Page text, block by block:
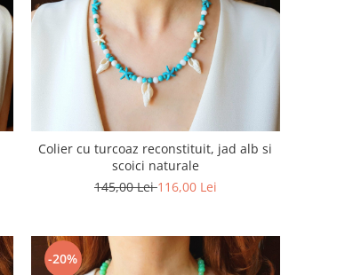
Colier cu turcoaz reconstituit, jad alb si
scoici naturale
145,00 Lei116,00 Lei
-20%